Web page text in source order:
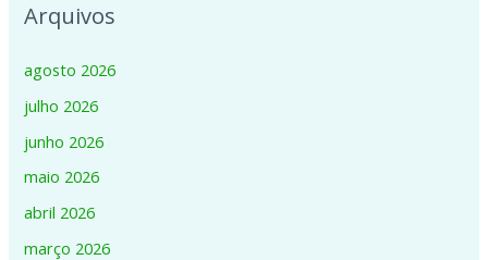
Arquivos
agosto 2026
julho 2026
junho 2026
maio 2026
abril 2026
março 2026